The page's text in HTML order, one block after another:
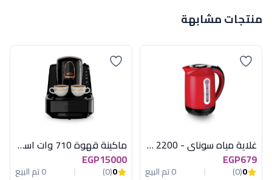
منتجات مشابهة
غلاية مياه سوناي - 2200 وات، 1.7 لتر - احمر - MAR-3000
EGP679
0
(0)
0 تم البيع
ماكينة قهوة 710 وات اسود * ذهبى ارزوم ا
EGP15000
0
(0)
0 تم البيع